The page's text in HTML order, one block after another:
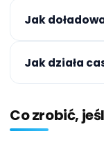
Jak
Jak działa
Co zrobić,